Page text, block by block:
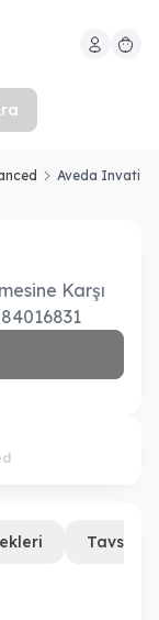
Hesabım
Aveda Invati
Karşı
Tavsiye